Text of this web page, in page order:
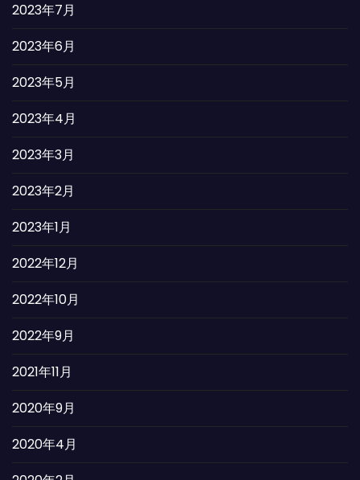
2023年7月
2023年6月
2023年5月
2023年4月
2023年3月
2023年2月
2023年1月
2022年12月
2022年10月
2022年9月
2021年11月
2020年9月
2020年4月